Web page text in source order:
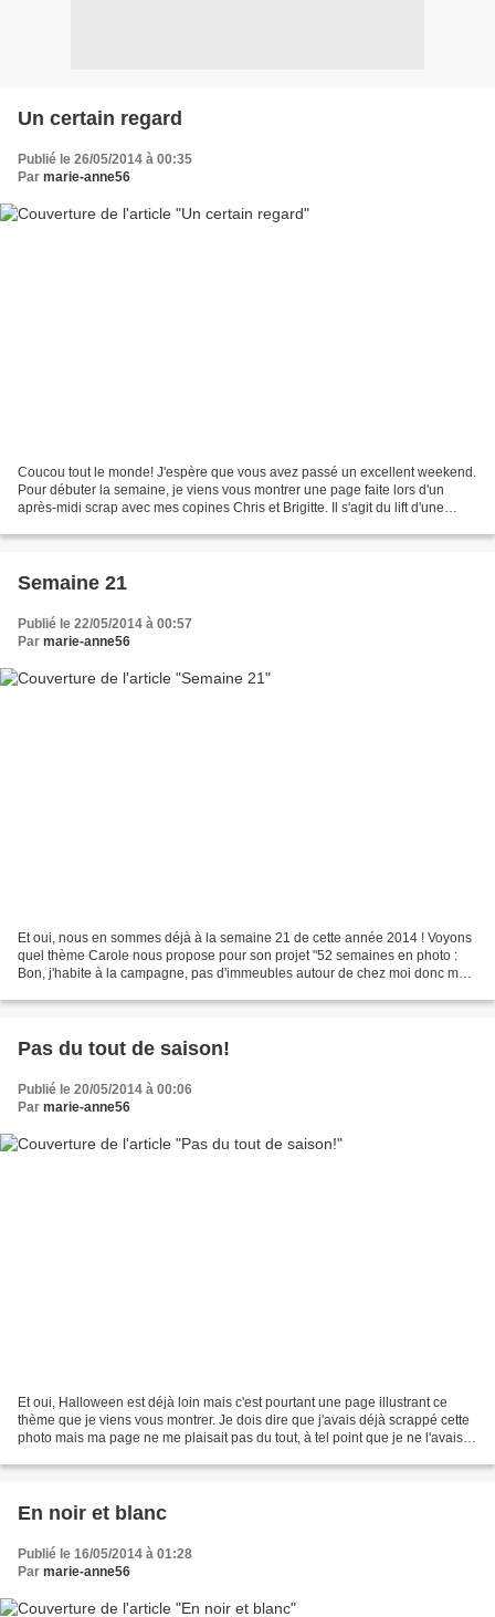
Un certain regard
Publié le 26/05/2014 à 00:35
Par marie-anne56
Coucou tout le monde! J'espère que vous avez passé un excellent weekend.
Pour débuter la semaine, je viens vous montrer une page faite lors d'un
après-midi scrap avec mes copines Chris et Brigitte. Il s'agit du lift d'une
Semaine 21
Publié le 22/05/2014 à 00:57
Par marie-anne56
Et oui, nous en sommes déjà à la semaine 21 de cette année 2014 ! Voyons
quel thème Carole nous propose pour son projet "52 semaines en photo :
Bon, j'habite à la campagne, pas d'immeubles autour de chez moi donc mais
Pas du tout de saison!
Publié le 20/05/2014 à 00:06
Par marie-anne56
Et oui, Halloween est déjà loin mais c'est pourtant une page illustrant ce
thème que je viens vous montrer. Je dois dire que j'avais déjà scrappé cette
photo mais ma page ne me plaisait pas du tout, à tel point que je ne l'avais
En noir et blanc
Publié le 16/05/2014 à 01:28
Par marie-anne56